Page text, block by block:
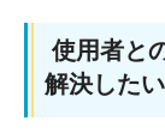
使用者と
解決した